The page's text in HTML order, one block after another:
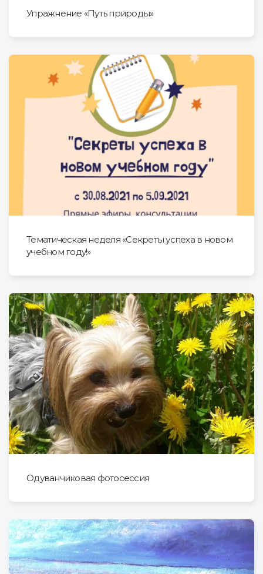
Упражнение «Путь природы»
Тематическая неделя «Секреты успеха в новом
учебном году!»
Одуванчиковая фотосессия